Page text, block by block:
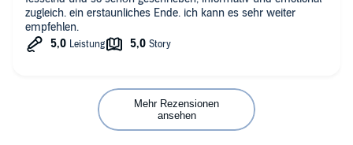
zugleich. ein erstaunliches Ende. ich kann es sehr weiter
empfehlen.
Mehr Rezensionen
ansehen